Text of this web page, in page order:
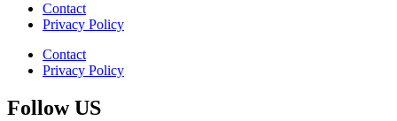
Contact
Privacy Policy
Contact
Privacy Policy
Follow US